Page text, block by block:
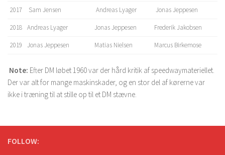
2017 Sam Jensen Andreas Lyager Jonas Jeppesen
2018 Andreas Lyager Jonas Jeppesen Frederik Jakobsen
2019 Jonas Jeppesen Matias Nielsen Marcus Birkemose
Note: Efter DM løbet 1960 var der hård kritik af speedwaymateriellet.
Der var alt for mange maskinskader, og en stor del af kørerne var
ikke i træning til at stille op til et DM stævne.
FOLLOW: